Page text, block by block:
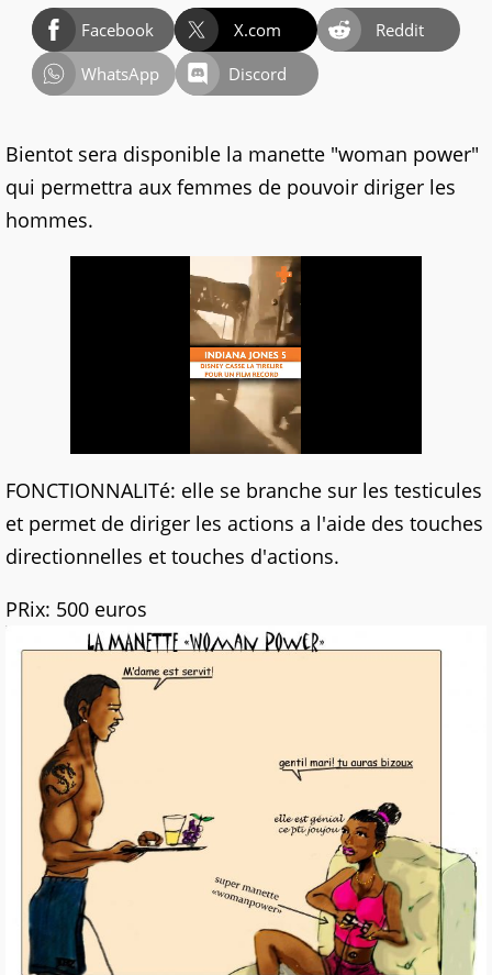
Facebook X.com
Reddit
WhatsApp
Discord
Bientot sera disponible la manette "woman power"
qui permettra aux femmes de pouvoir diriger les
hommes.
FONCTIONNALITé: elle se branche sur les testicules
et permet de diriger les actions a l'aide des touches
directionnelles et touches d'actions.
PRix: 500 euros